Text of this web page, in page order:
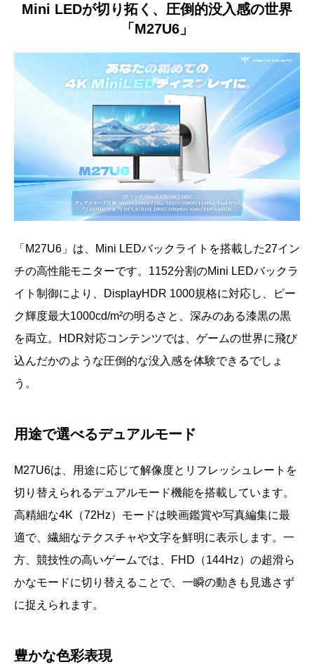
Mini LEDが切り拓く、圧倒的没入感の世界
「M27U6」
「M27U6」は、Mini LEDバックライトを搭載した27イン
チの高性能モニターです。1152分割のMini LEDバックラ
イト制御により、DisplayHDR 1000規格に対応し、ピー
ク輝度最大1000cd/m²の明るさと、深みのある漆黒の黒
を両立。HDR対応コンテンツでは、ゲームの世界に飛び
込んだかのような圧倒的な没入感を体験できるでしょ
う。
用途で選べるデュアルモード
M27U6は、用途に応じて解像度とリフレッシュレートを
切り替えられるデュアルモード機能を搭載しています。
高精細な4K（72Hz）モードは映画鑑賞や写真編集に最
適で、繊細なテクスチャや文字を鮮明に表示します。一
方、競技性の高いゲームでは、FHD（144Hz）の超滑ら
かなモードに切り替えることで、一瞬の動きも見逃さず
に捉えられます。
豊かな色彩表現